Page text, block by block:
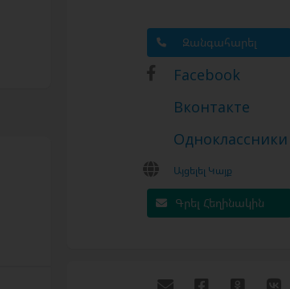
Զանգահարել
Facebook
Вконтакте
Одноклассники
Այցելել Կայք
Գրել Հեղինակին